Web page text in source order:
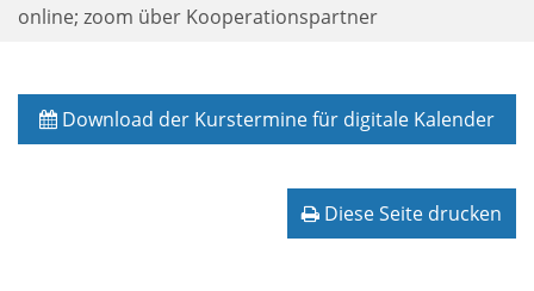
online; zoom über Kooperationspartner
Download der Kurstermine für digitale Kalender
Diese Seite drucken